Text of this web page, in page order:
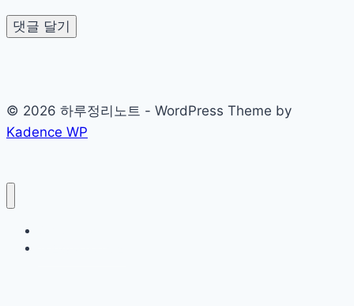
© 2026 하루정리노트 - WordPress Theme by
Kadence WP